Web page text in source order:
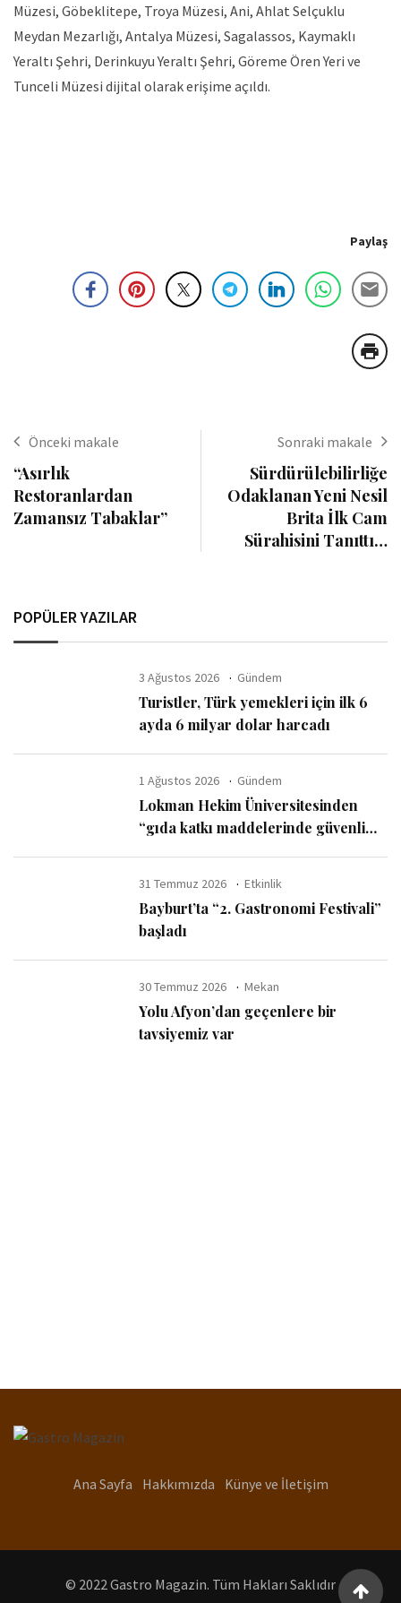
Müzesi, Göbeklitepe, Troya Müzesi, Ani, Ahlat Selçuklu
Meydan Mezarlığı, Antalya Müzesi, Sagalassos, Kaymaklı
Yeraltı Şehri, Derinkuyu Yeraltı Şehri, Göreme Ören Yeri ve
Tunceli Müzesi dijital olarak erişime açıldı.
Paylaş
Önceki makale
“Asırlık
Restoranlardan
Zamansız Tabaklar”
Sonraki makale
Sürdürülebilirliğe
Odaklanan Yeni Nesil
Brita İlk Cam
Sürahisini Tanıttı…
POPÜLER YAZILAR
3 Ağustos 2026 Gündem
Turistler, Türk yemekleri için ilk 6
ayda 6 milyar dolar harcadı
1 Ağustos 2026 Gündem
Lokman Hekim Üniversitesinden
“gıda katkı maddelerinde güvenli
31 Temmuz 2026 Etkinlik
Bayburt’ta “2. Gastronomi Festivali”
başladı
30 Temmuz 2026 Mekan
Yolu Afyon’dan geçenlere bir
tavsiyemiz var
Ana Sayfa Hakkımızda Künye ve İletişim
© 2022 Gastro Magazin. Tüm Hakları Saklıdır